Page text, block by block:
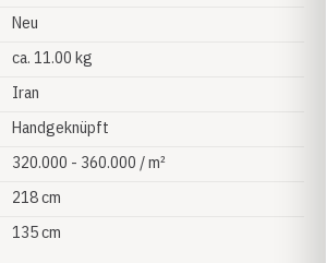
Neu
ca. 11.00 kg
Iran
Handgeknüpft
320.000 - 360.000 / m²
218 cm
135 cm